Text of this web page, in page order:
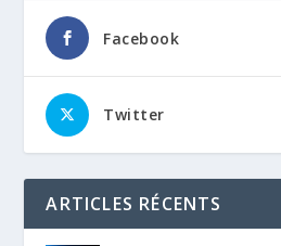
Facebook
Twitter
ARTICLES RÉCENTS